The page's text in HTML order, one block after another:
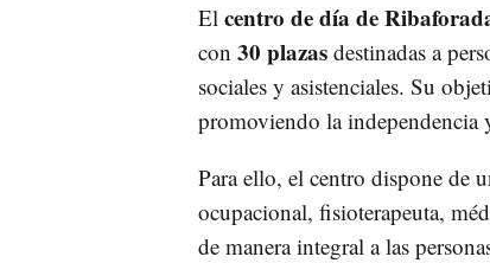
El centro de día de
con 30 plazasdestinadas a
sociales y asistenciales. Su
promoviendo la independencia
Para ello, el centro dispone de
ocupacional, fisioterapeuta,
de manera integral a las